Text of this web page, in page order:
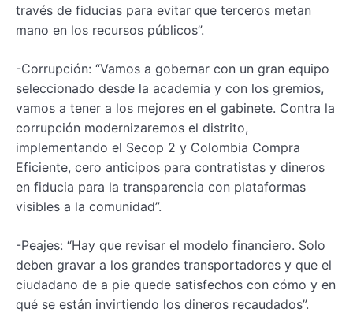
través de fiducias para evitar que terceros metan
mano en los recursos públicos”.
-Corrupción: “Vamos a gobernar con un gran equipo
seleccionado desde la academia y con los gremios,
vamos a tener a los mejores en el gabinete. Contra la
corrupción modernizaremos el distrito,
implementando el Secop 2 y Colombia Compra
Eficiente, cero anticipos para contratistas y dineros
en fiducia para la transparencia con plataformas
visibles a la comunidad”.
-Peajes: “Hay que revisar el modelo financiero. Solo
deben gravar a los grandes transportadores y que el
ciudadano de a pie quede satisfechos con cómo y en
qué se están invirtiendo los dineros recaudados”.